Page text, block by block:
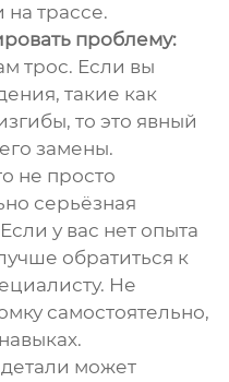
на трассе.
проблему:
трос. Если вы
такие как
то это явный
замены.
не просто
серьёзная
у вас нет опыта
обратиться к
Не
самостоятельно,
может